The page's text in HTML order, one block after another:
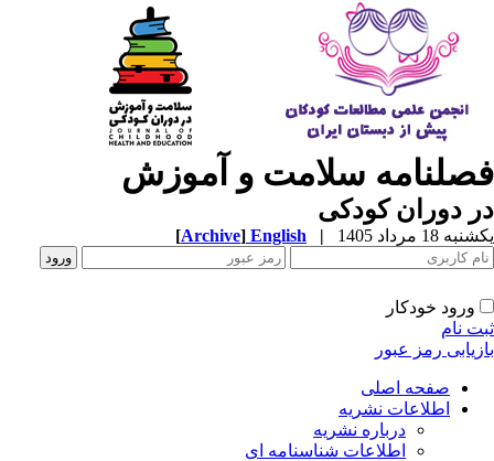
سلامت و آموزش
دوران کودکی
18 مرداد 1405 |
English
[Archive]
ورود خودکار
نام
رمز عبور
صفحه اصلی
اطلاعات نشریه
درباره نشریه
اطلاعات شناسنامه ای